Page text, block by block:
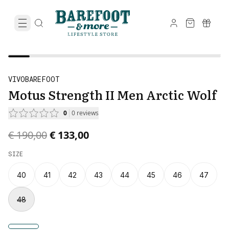
VIVOBAREFOOT
Motus Strength II Men Arctic Wolf
0 0 reviews
Original price was € 190,00.
€ 190,00Current price is € 133,00.
€ 133,00
SIZE
40 41 42 43 44 45 46 47
48